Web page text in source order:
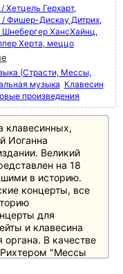
Хетцель Герхарт,
/ Фишер-Дискау Дитрих,
Шнебергер ХансХайнц,
Херта, меццо
(Страсти, Мессы,
музыка Клавесин
произведения
клавесинных,
Иоганна
Великий
на 18
в историю.
концерты, все
для
и клавесина
В качестве
Рихтером "Мессы